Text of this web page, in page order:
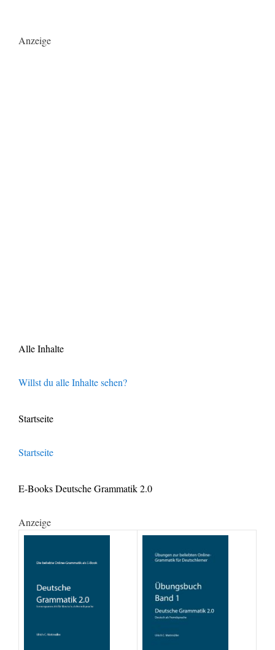
Anzeige
Alle Inhalte
Willst du alle Inhalte sehen?
Startseite
Startseite
E-Books Deutsche Grammatik 2.0
Anzeige